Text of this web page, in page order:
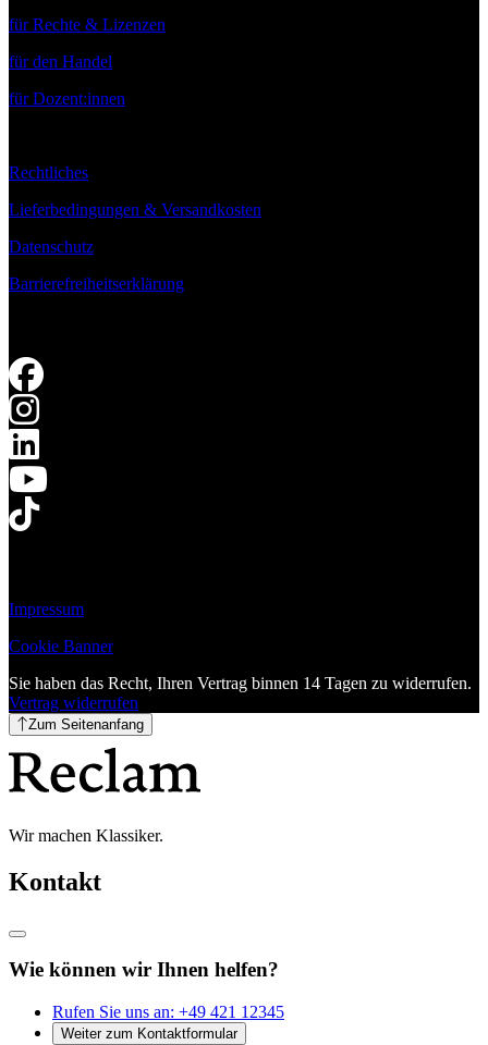
für Rechte & Lizenzen
für den Handel
für Dozent:innen
Rechtliches
Lieferbedingungen & Versandkosten
Datenschutz
Barrierefreiheitserklärung
Impressum
Cookie Banner
Sie haben das Recht, Ihren Vertrag binnen 14 Tagen zu widerrufen.
Vertrag widerrufen
Zum Seitenanfang
Wir machen Klassiker.
Kontakt
Wie können wir Ihnen helfen?
Rufen Sie uns an: +49 421 12345